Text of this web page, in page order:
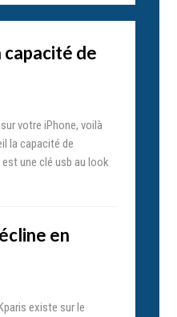
capacité de
votre iPhone, voilà
la capacité de
une clé usb au look
en
existe sur le